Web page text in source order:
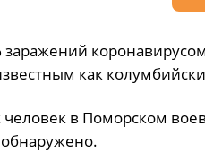
как
в Поморском